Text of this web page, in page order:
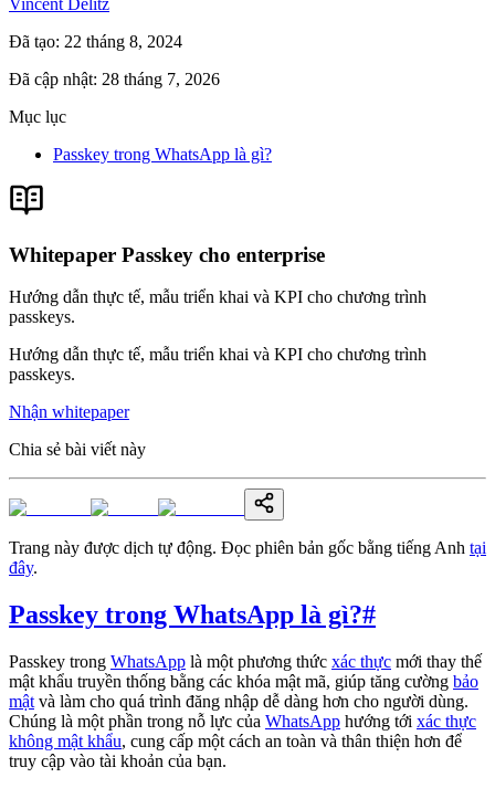
Đã tạo: 22 tháng 8, 2024
Đã cập nhật: 28 tháng 7, 2026
Mục lục
Passkey trong WhatsApp là gì?
Whitepaper Passkey cho enterprise
Hướng dẫn thực tế, mẫu triển khai và KPI cho chương trình
passkeys.
Hướng dẫn thực tế, mẫu triển khai và KPI cho chương trình
passkeys.
Nhận whitepaper
Chia sẻ bài viết này
Trang này được dịch tự động. Đọc phiên bản gốc bằng tiếng Anh tại
đây.
Passkey trong WhatsApp là gì?#
Passkey trong WhatsApp là một phương thức xác thực mới thay thế
mật khẩu truyền thống bằng các khóa mật mã, giúp tăng cường bảo
mật và làm cho quá trình đăng nhập dễ dàng hơn cho người dùng.
Chúng là một phần trong nỗ lực của WhatsApp hướng tới xác thực
không mật khẩu, cung cấp một cách an toàn và thân thiện hơn để
truy cập vào tài khoản của bạn.